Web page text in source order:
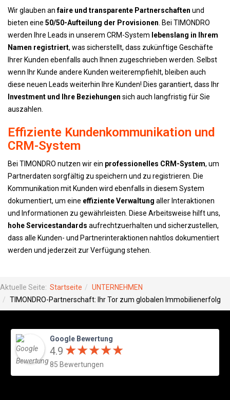
Wir glauben anfaire und transparente Partnerschaften und
bieten eine 50/50-Aufteilung der Provisionen . Bei TIMONDRO
werden Ihre Leads in unserem CRM-System lebenslang in Ihrem
Namen registriert, was sicherstellt, dass zukünftige Geschäfte
Ihrer Kunden ebenfalls auch Ihnen zugeschrieben werden. Selbst
wenn Ihr Kunde andere Kunden weiterempfiehlt, bleiben auch
diese neuen Leads weiterhin Ihre Kunden! Dies garantiert, dass Ihr
Investment und Ihre Beziehungen sich auch langfristig für Sie
auszahlen.
Effiziente Kundenkommunikation und
CRM-System
Bei TIMONDRO nutzen wir ein professionelles CRM-System, um
Partnerdaten sorgfältig zu speichern und zu registrieren. Die
Kommunikation mit Kunden wird ebenfalls in diesem System
dokumentiert, um eine effiziente Verwaltung aller Interaktionen
und Informationen zu gewährleisten. Diese Arbeitsweise hilft uns,
hohe Servicestandards aufrechtzuerhalten und sicherzustellen,
dass alle Kunden- und Partnerinteraktionen nahtlos dokumentiert
werden und jederzeit zur Verfügung stehen.
Aktuelle Seite: Startseite
UNTERNEHMEN
TIMONDRO-Partnerschaft: Ihr Tor zum globalen Immobilienerfolg
Google Bewertung
4.9 ★★★★★
★★★★★
85 Bewertungen